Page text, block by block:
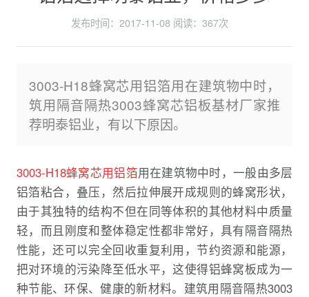
发布时间：2017-11-08 阅读： 367次
3003-H18蜂窝芯用铝箔用在建筑物中时，
筑用隔音隔热3003蜂窝芯铝板基材厂家推
荐明泰铝业，有以下原因。
3003-H18蜂窝芯用铝箔用在建筑物中时，一般由多层
铝箔粘合，叠压，然后拉伸展开成规则的蜂窝形状，
由于其独特的结构不但在同等体积的其他材料中质量
轻，而且刚度和整体稳定性都非常好，具有隔音隔热
性能，还可以完全回收重复利用，节约资源和能源，
把对环境的污染降至低水平，这使得铝蜂窝板成为一
种节能、环保、健康的新材料。建筑用隔音隔热3003